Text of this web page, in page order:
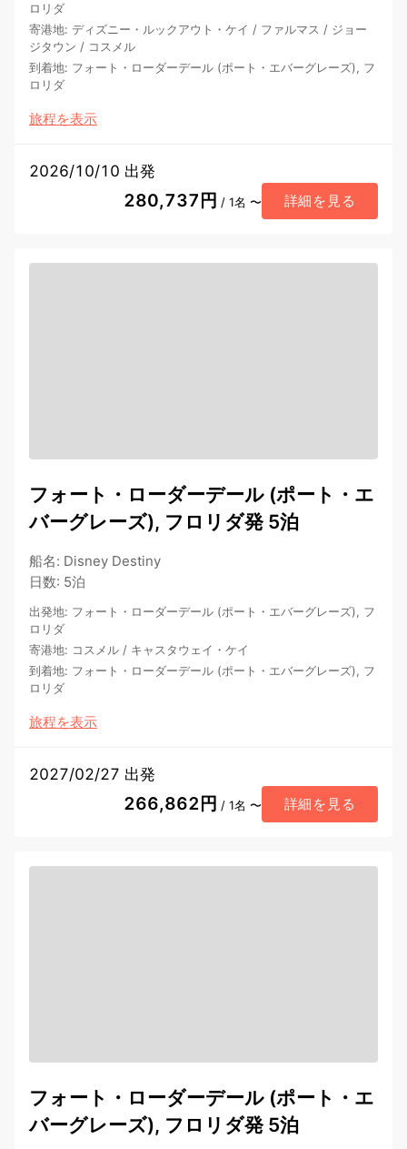
ロリダ
寄港地: ディズニー・ルックアウト・ケイ / ファルマス / ジョー
ジタウン / コスメル
到着地: フォート・ローダーデール (ポート・エバーグレーズ), フ
ロリダ
旅程を表示
2026/10/10 出発
280,737円 / 1名 〜 詳細を見る
フォート・ローダーデール (ポート・エ
バーグレーズ), フロリダ発 5泊
船名: Disney Destiny
日数: 5泊
出発地: フォート・ローダーデール (ポート・エバーグレーズ), フ
ロリダ
寄港地: コスメル / キャスタウェイ・ケイ
到着地: フォート・ローダーデール (ポート・エバーグレーズ), フ
ロリダ
旅程を表示
2027/02/27 出発
266,862円 / 1名 〜 詳細を見る
フォート・ローダーデール (ポート・エ
バーグレーズ), フロリダ発 5泊